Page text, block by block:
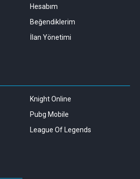
Hesabım
Beğendiklerim
İlan Yönetimi
Knight Online
Pubg Mobile
League Of Legends